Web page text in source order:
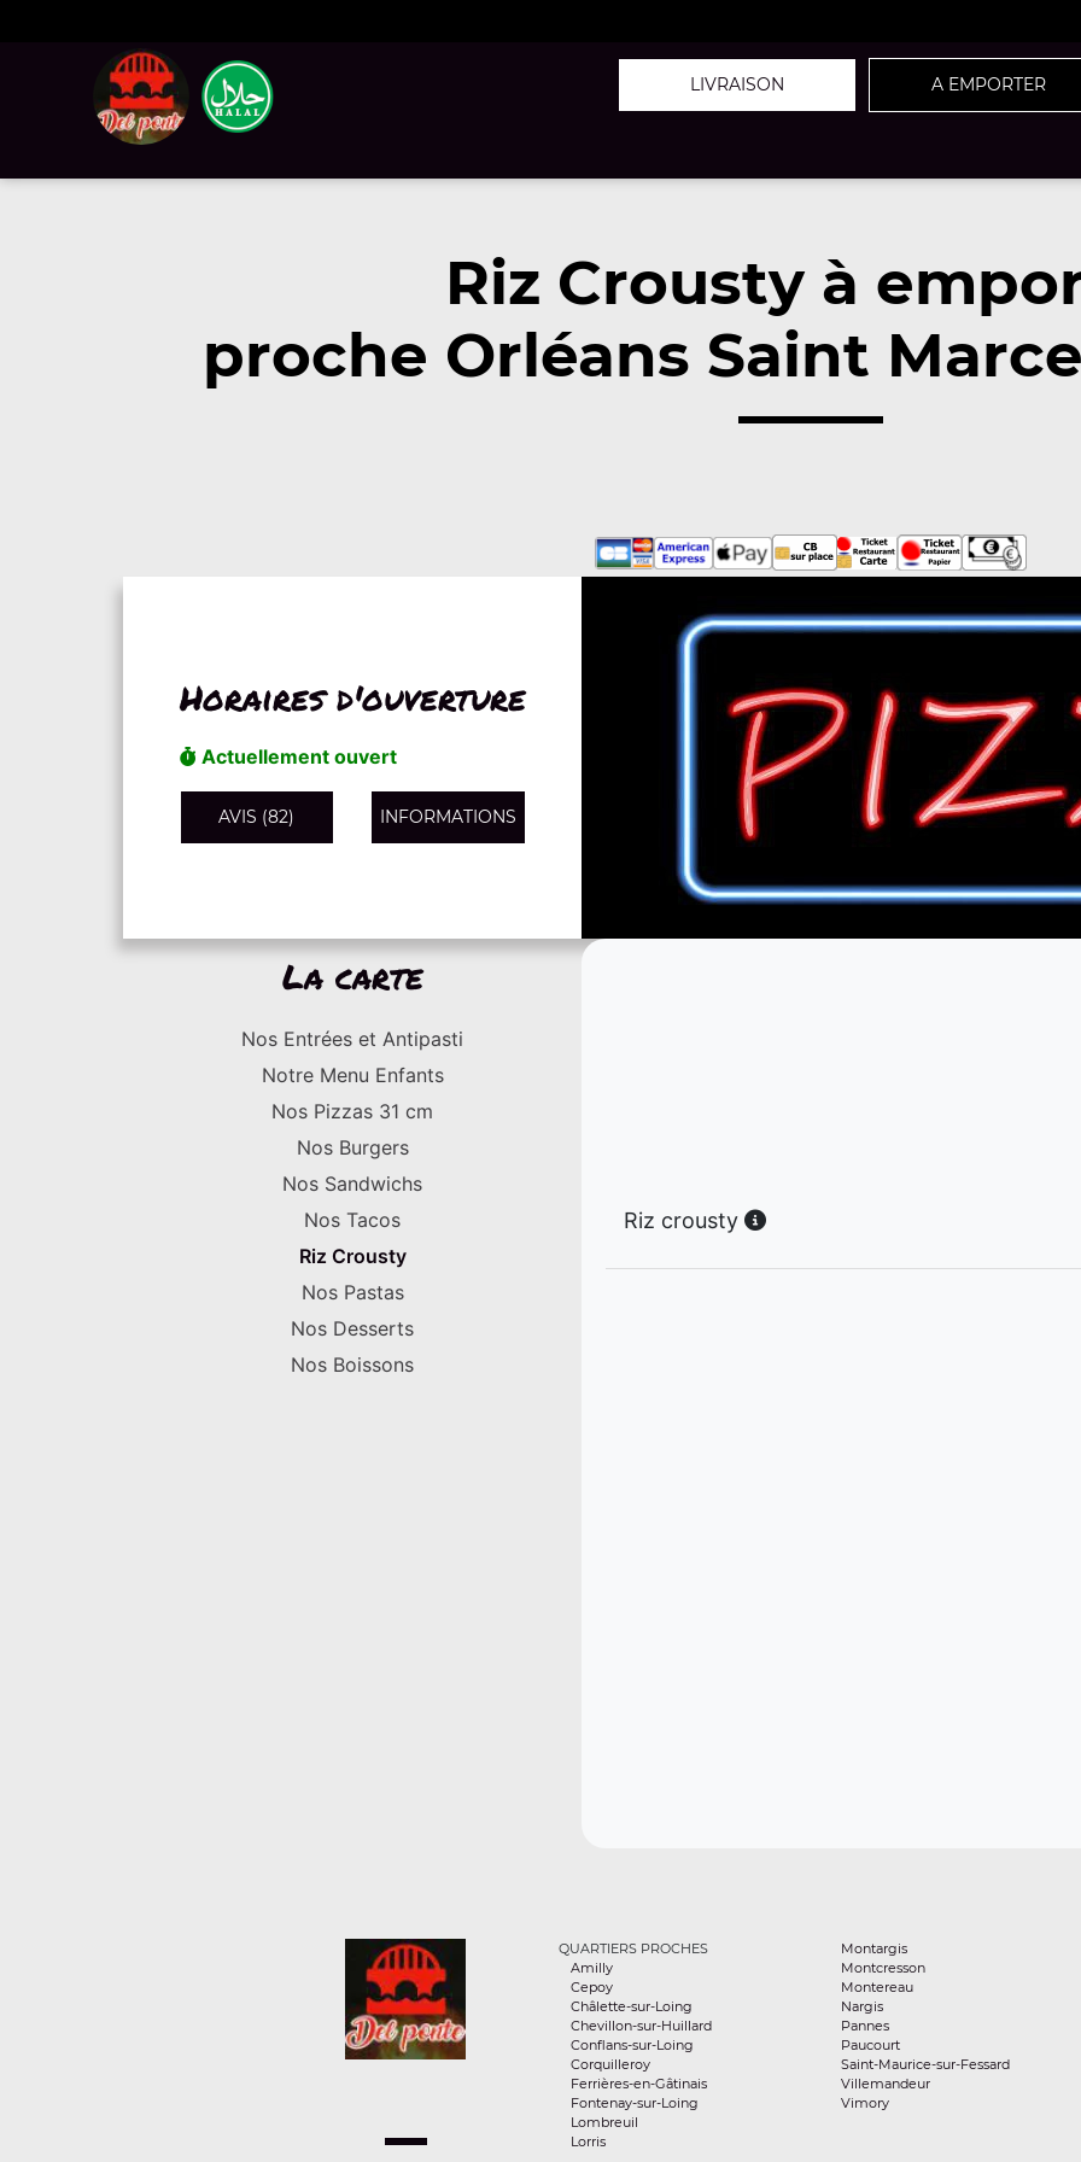
LIVRAISON A EMPORTER
Riz Crousty à
proche Orléans Saint
Horaires d'ouverture
Actuellement ouvert
AVIS (82) INFORMATIONS
La carte
Nos Entrées et Antipasti
Notre Menu Enfants
Nos Pizzas 31 cm
Nos Burgers
Nos Sandwichs
Nos Tacos
Riz Crousty
Nos Pastas
Nos Desserts
Nos Boissons
Riz crousty
QUARTIERS PROCHES
Amilly
Cepoy
Châlette-sur-Loing
Chevillon-sur-Huillard
Conflans-sur-Loing
Corquilleroy
Ferrières-en-Gâtinais
Fontenay-sur-Loing
Lombreuil
Lorris
Montargis
Montcresson
Montereau
Nargis
Pannes
Paucourt
Saint-Maurice-sur-Fessard
Villemandeur
Vimory